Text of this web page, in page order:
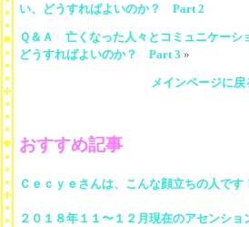
い、どうすればよいのか？ Part 2
Ｑ＆Ａ 亡くなった人々とコミュニケーシ
どうすればよいのか？ Part 3 »
メインページに戻
おすすめ記事
Ｃｅｃｙｅさんは、こんな顔立ちの人です
２０１８年１１〜１２月現在のアセンシ